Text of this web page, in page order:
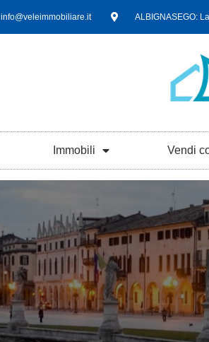
info@veleimmobiliare.it ALBIGNASEGO:
Immobili Vendi